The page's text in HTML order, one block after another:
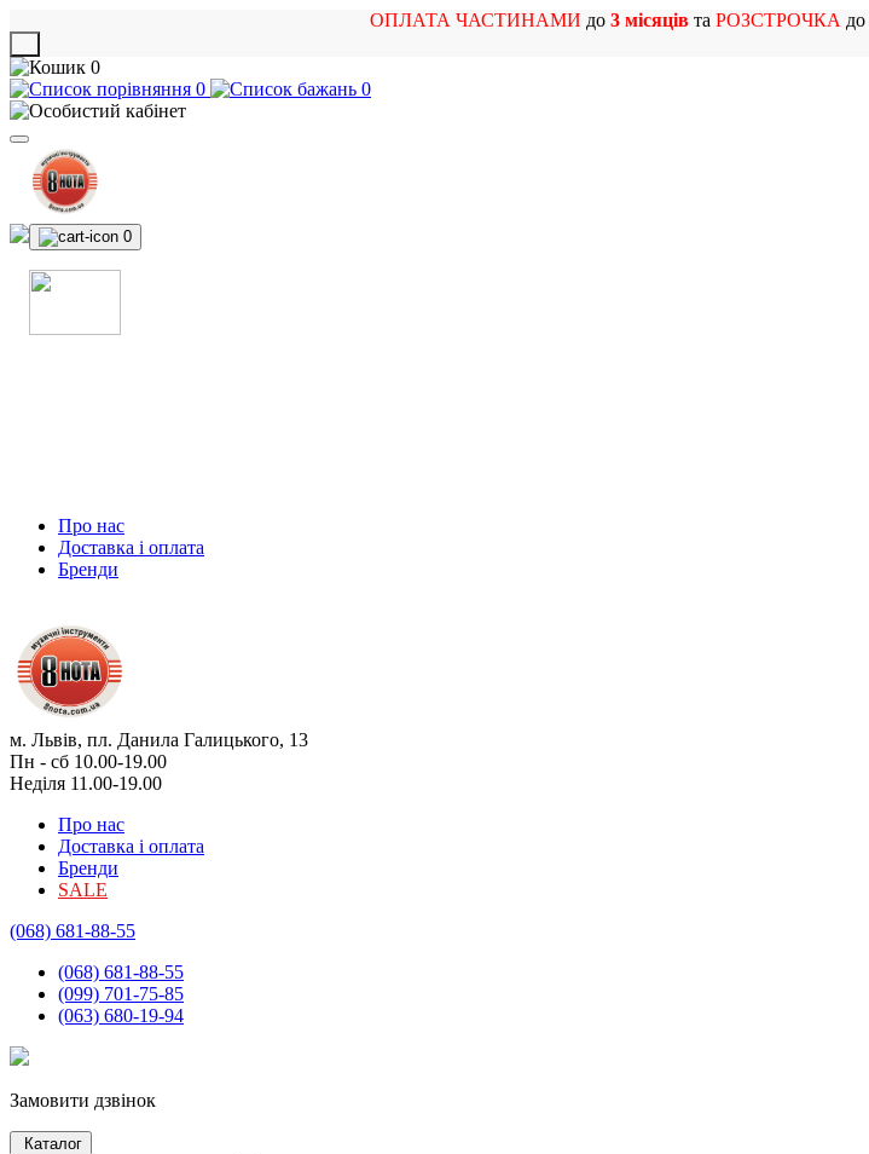
ОПЛАТА ЧАСТИНАМИ до 3 місяцівта РОЗСТРОЧКА до
0
0
0
0
Про нас
Доставка і оплата
Бренди
м. Львів, пл. Данила Галицького, 13
Пн - сб 10.00-19.00
Неділя 11.00-19.00
Про нас
Доставка і оплата
Бренди
SALE
(068) 681-88-55
(068) 681-88-55
(099) 701-75-85
(063) 680-19-94
Замовити дзвінок
Каталог